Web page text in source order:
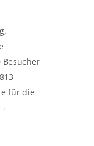
Besucher
für die